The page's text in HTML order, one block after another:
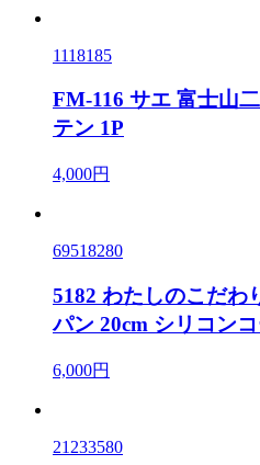
1118185
FM-116 サエ 富士山
テン 1P
4,000円
69518280
5182 わたしのこだわ
パン 20cm シリコン
6,000円
21233580